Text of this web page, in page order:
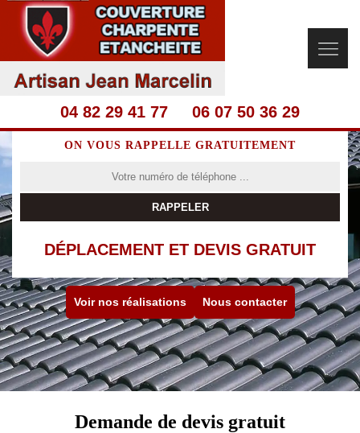
04 82 29 41 77 06 07 50 36 29
ON VOUS RAPPELLE GRATUITEMENT
DÉPLACEMENT ET DEVIS GRATUIT
Voir nos réalisations Nous contacter
Demande de devis gratuit